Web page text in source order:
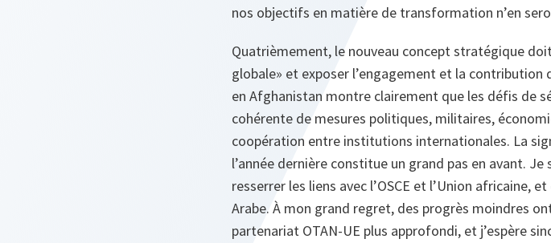
nos objectifs en matière de transformation n’en
Quatrièmement, le nouveau concept stratégique
globale» et exposer l’engagement et la contribution
en Afghanistan montre clairement que les défis de
cohérente de mesures politiques, militaires,
coopération entre institutions internationales. La
l’année dernière constitue un grand pas en avant.
resserrer les liens avec l’OSCE et l’Union africaine,
Arabe. À mon grand regret, des progrès moindres
partenariat OTAN-UE plus approfondi, et j’espère